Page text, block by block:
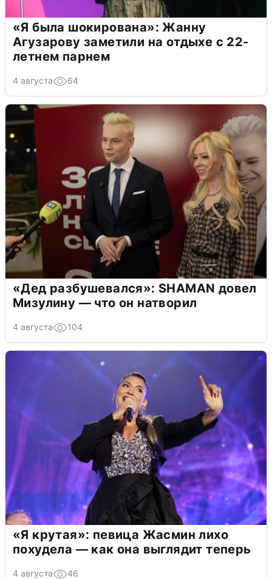
«Я была шокирована»: Жанну
Агузарову заметили на отдыхе с 22-
летнем парнем
4 августа 64
«Дед разбушевался»: SHAMAN довел
Мизулину — что он натворил
4 августа 104
«Я крутая»: певица Жасмин лихо
похудела — как она выглядит теперь
4 августа 46